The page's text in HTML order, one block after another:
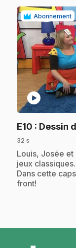
Abonnement
play_circle
E10 : Dessin
32 s
.Louis, Josée
jeux
Dans cette
front!